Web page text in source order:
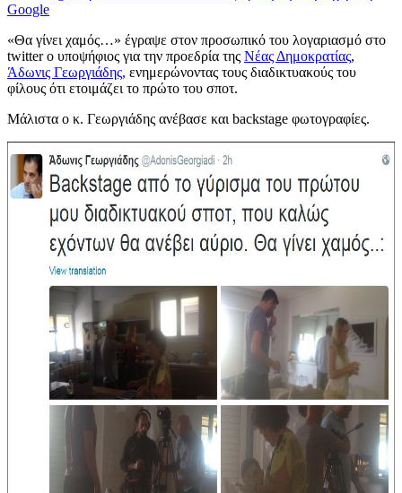
Google
«Θα γίνει χαμός…» έγραψε στον προσωπικό του λογαριασμό στο
twitter ο υποψήφιος για την προεδρία της Νέας Δημοκρατίας,
Άδωνις Γεωργιάδης, ενημερώνοντας τους διαδικτυακούς του
φίλους ότι ετοιμάζει το πρώτο του σποτ.
Μάλιστα ο κ. Γεωργιάδης ανέβασε και backstage φωτογραφίες.